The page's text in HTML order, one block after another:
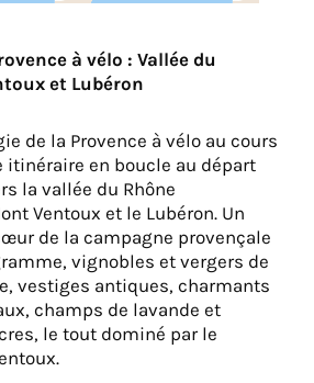
à vélo : Vallée du
et Lubéron
de la Provence à vélo au cours
itinéraire en boucle au départ
la vallée du Rhône
Ventoux et le Lubéron. Un
de la campagne provençale
vignobles et vergers de
vestiges antiques, charmants
champs de lavande et
le tout dominé par le